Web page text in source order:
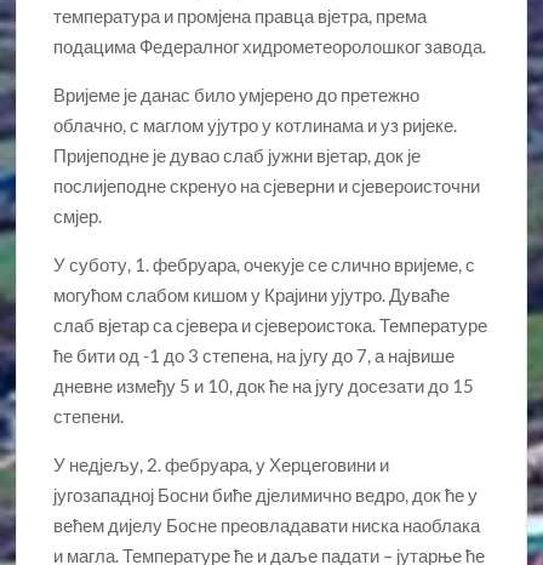
температура и промјена правца вјетра, према
подацима Федералног хидрометеоролошког завода.
Вријеме је данас било умјерено до претежно
облачно, с маглом ујутро у котлинама и уз ријеке.
Пријеподне је дувао слаб јужни вјетар, док је
послијеподне скренуо на сјеверни и сјевероисточни
смјер.
У суботу, 1. фебруара, очекује се слично вријеме, с
могућом слабом кишом у Крајини ујутро. Дуваће
слаб вјетар са сјевера и сјевероистока. Температуре
ће бити од -1 до 3 степена, на југу до 7, а највише
дневне између 5 и 10, док ће на југу досезати до 15
степени.
У недјељу, 2. фебруара, у Херцеговини и
југозападној Босни биће дјелимично ведро, док ће у
већем дијелу Босне преовладавати ниска наоблака
и магла. Температуре ће и даље падати – јутарње ће